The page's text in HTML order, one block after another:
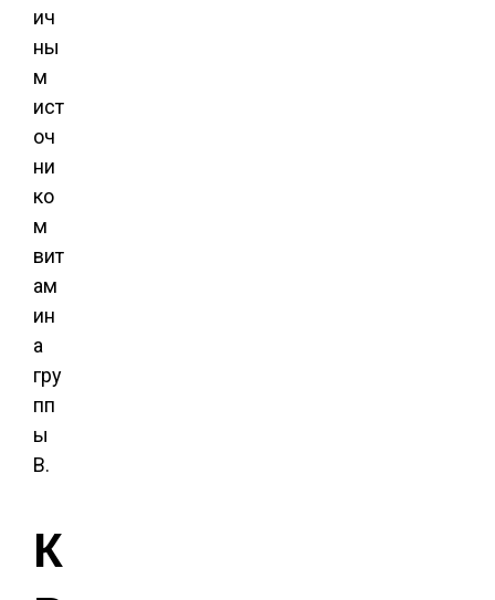
ич
ны
м
ист
оч
ни
ко
м
вит
ам
ин
а
гру
пп
ы
В.
К